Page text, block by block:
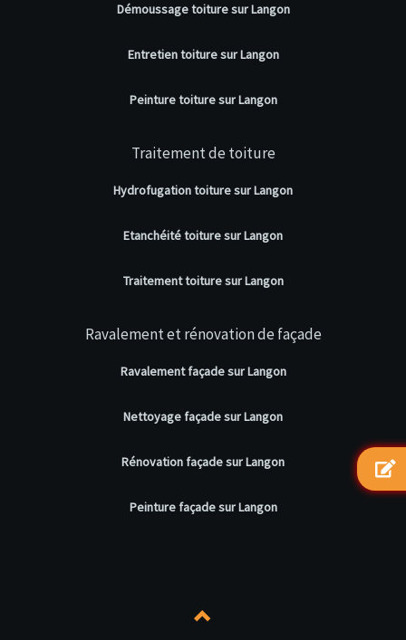
Démoussage toiture sur Langon
Entretien toiture sur Langon
Peinture toiture sur Langon
Traitement de toiture
Hydrofugation toiture sur Langon
Etanchéité toiture sur Langon
Traitement toiture sur Langon
Ravalement et rénovation de façade
Ravalement façade sur Langon
Nettoyage façade sur Langon
Rénovation façade sur Langon
Peinture façade sur Langon